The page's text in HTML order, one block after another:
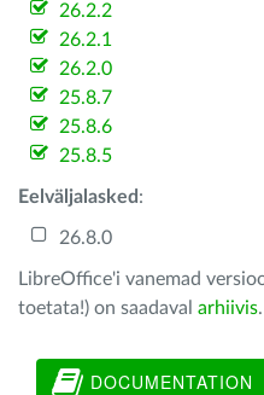
26.2.2
26.2.1
26.2.0
25.8.7
25.8.6
25.8.5
Eelväljalasked :
26.8.0
LibreOffice'i vanemad
toetata!) on saadaval arhiivis.
DOCUMENTATION